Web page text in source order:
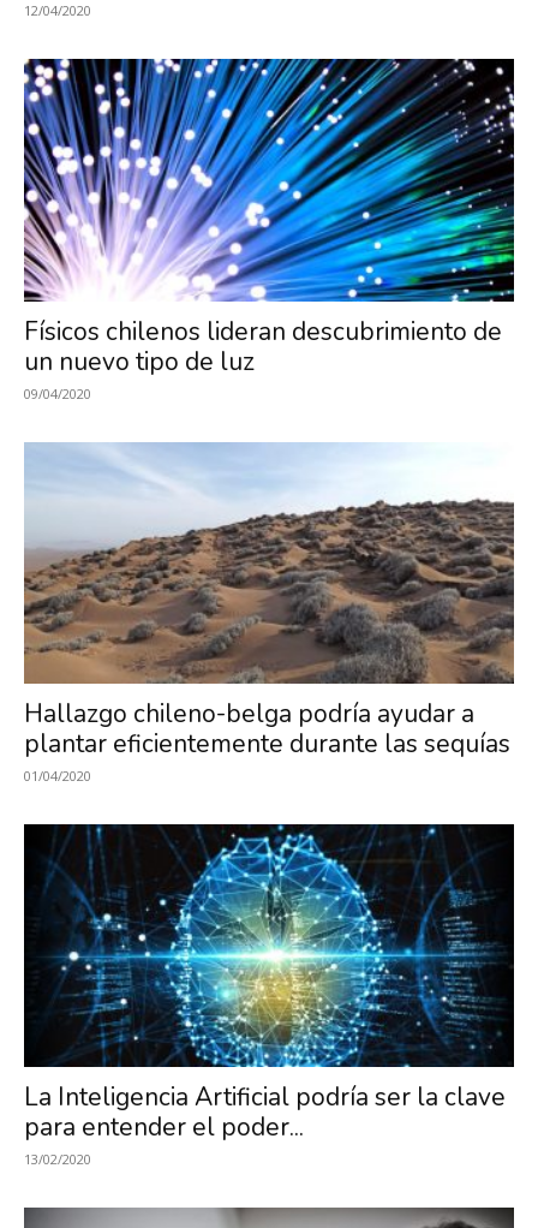
12/04/2020
Físicos chilenos lideran descubrimiento de
un nuevo tipo de luz
09/04/2020
Hallazgo chileno-belga podría ayudar a
plantar eficientemente durante las sequías
01/04/2020
La Inteligencia Artificial podría ser la clave
para entender el poder...
13/02/2020